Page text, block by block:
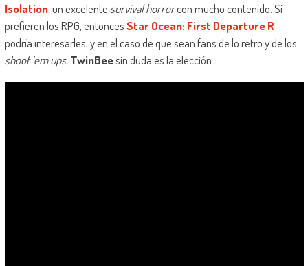
Isolation, un excelente survival horrorcon mucho contenido. Si
prefieren los RPG, entoncesStar Ocean: First Departure R
podría interesarles, y en el caso de que sean fans de lo retro y de los
shoot ’em ups, TwinBeesin duda es la elección.